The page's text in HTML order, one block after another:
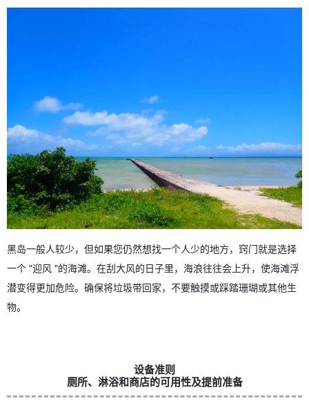
黑岛一般人较少，但如果您仍然想找一个人少的地方，窍门就是选择
一个 "迎风 "的海滩。在刮大风的日子里，海浪往往会上升，使海滩浮
潜变得更加危险。确保将垃圾带回家，不要触摸或踩踏珊瑚或其他生
物。
设备准则
厕所、淋浴和商店的可用性及提前准备